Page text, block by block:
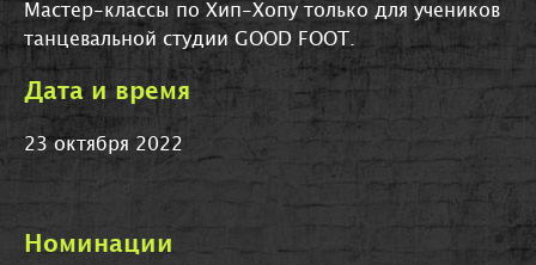
Мастер-классы по Хип-Хопу только для учеников
танцевальной студии GOOD FOOT.
Дата и время
23 октября 2022
Номинации